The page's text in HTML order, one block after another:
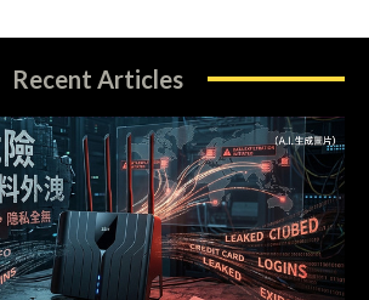
Recent Articles